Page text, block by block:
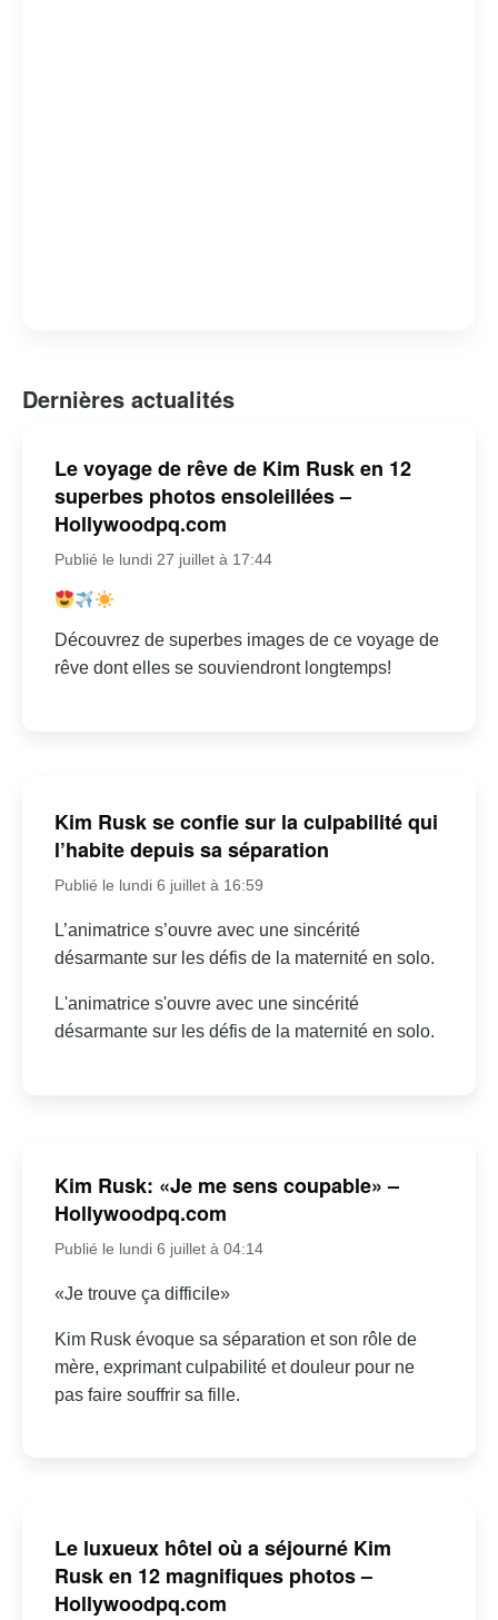
Dernières actualités
Le voyage de rêve de Kim Rusk en 12
superbes photos ensoleillées –
Hollywoodpq.com
Publié le lundi 27 juillet à 17:44
Découvrez de superbes images de ce voyage de
rêve dont elles se souviendront longtemps!
Kim Rusk se confie sur la culpabilité qui
l’habite depuis sa séparation
Publié le lundi 6 juillet à 16:59
L’animatrice s’ouvre avec une sincérité
désarmante sur les défis de la maternité en solo.
L'animatrice s'ouvre avec une sincérité
désarmante sur les défis de la maternité en solo.
Kim Rusk: «Je me sens coupable» –
Hollywoodpq.com
Publié le lundi 6 juillet à 04:14
«Je trouve ça difficile»
Kim Rusk évoque sa séparation et son rôle de
mère, exprimant culpabilité et douleur pour ne
pas faire souffrir sa fille.
Le luxueux hôtel où a séjourné Kim
Rusk en 12 magnifiques photos –
Hollywoodpq.com